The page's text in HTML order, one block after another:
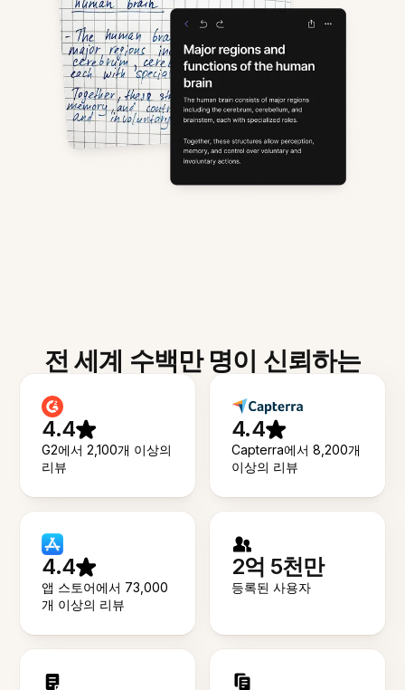
전 세계 수백만 명이 신뢰하는
4.4
G2에서 2,100개 이상의
리뷰
4.4
Capterra에서 8,200개
이상의 리뷰
4.4
앱 스토어에서 73,000
개 이상의 리뷰
2억 5천만
등록된 사용자